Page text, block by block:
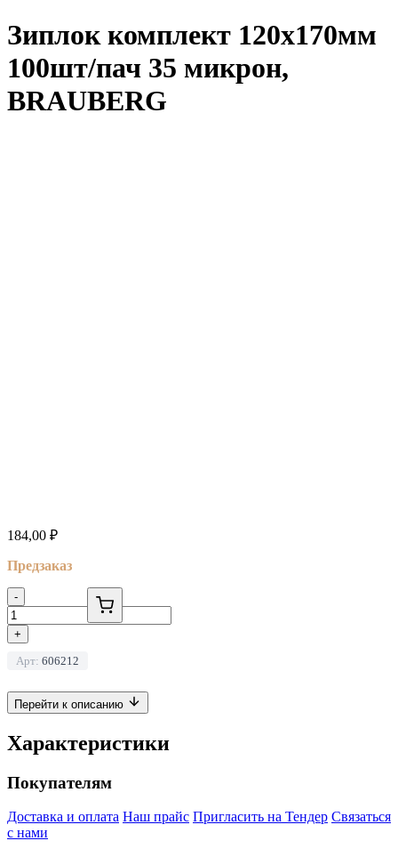
Зиплок комплект 120х170мм
100шт/пач 35 микрон,
BRAUBERG
184,00 ₽
Предзаказ
-
+
Арт: 606212
Перейти к описанию
Характеристики
Покупателям
Доставка и оплата Наш прайс Пригласить на Тендер Связаться
с нами